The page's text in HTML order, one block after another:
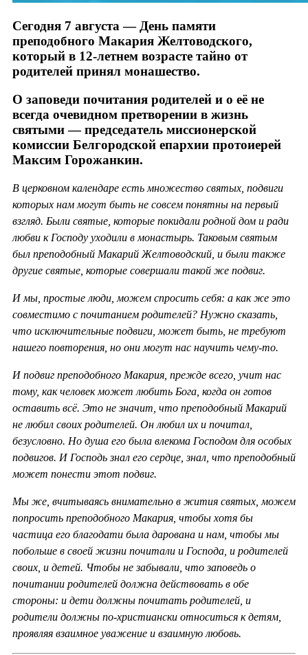
Сегодня 7 августа — День памяти
преподобного Макария Желтоводского,
который в 12-летнем возрасте тайно от
родителей принял монашество.
О заповеди почитания родителей и о её не
всегда очевидном претворении в жизнь
святыми — председатель миссионерской
комиссии Белгородской епархии протоиерей
Максим Горожанкин.
В церковном календаре есть множество святых, подвиги
которых нам могут быть не совсем понятны на первый
взгляд. Были святые, которые покидали родной дом и ради
любви к Господу уходили в монастырь. Таковым святым
был преподобный Макарий Желтоводский, и были также
другие святые, которые совершали такой же подвиг.
И мы, простые люди, можем спросить себя: а как же это
совместимо с почитанием родителей? Нужно сказать,
что исключительные подвиги, может быть, не требуют
нашего повторения, но они могут нас научить чему-то.
И подвиг преподобного Макария, прежде всего, учит нас
тому, как человек может любить Бога, когда он готов
оставить всё. Это не значит, что преподобный Макарий
не любил своих родителей. Он любил их и почитал,
безусловно. Но душа его была влекома Господом для особых
подвигов. И Господь знал его сердце, знал, что преподобный
может понести этот подвиг.
Мы же, вчитываясь внимательно в жития святых, можем
попросить преподобного Макария, чтобы хотя бы
частица его благодати была дарована и нам, чтобы мы
побольше в своей жизни почитали и Господа, и родителей
своих, и детей. Чтобы не забывали, что заповедь о
почитании родителей должна действовать в обе
стороны: и дети должны почитать родителей, и
родители должны по-христиански относиться к детям,
проявляя взаимное уважение и взаимную любовь.